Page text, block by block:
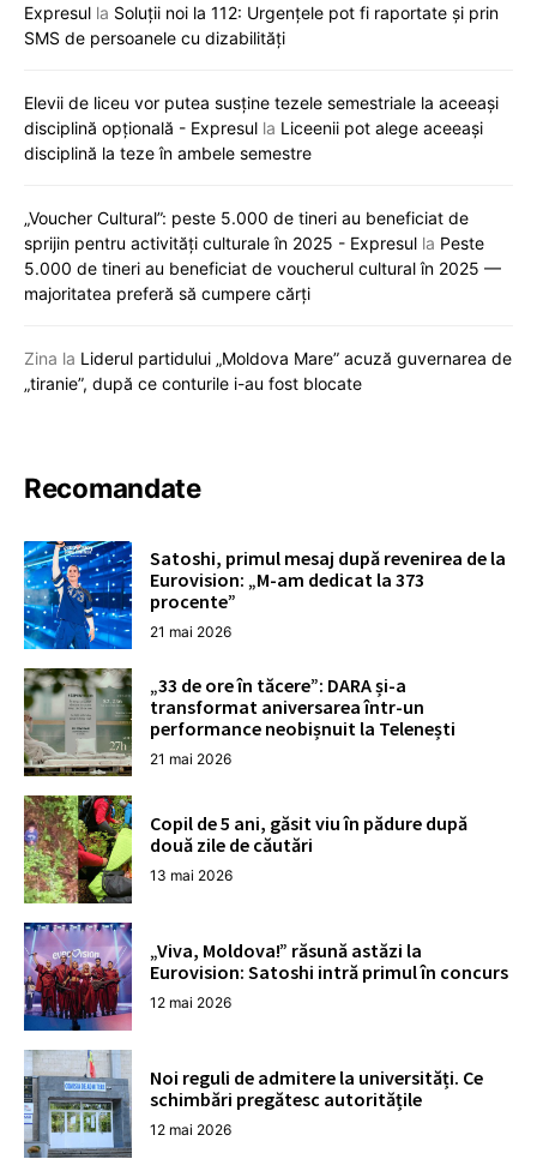
Expresul la Soluții noi la 112: Urgențele pot fi raportate și prin
SMS de persoanele cu dizabilități
Elevii de liceu vor putea susține tezele semestriale la aceeași
disciplină opțională - Expresul la Liceenii pot alege aceeași
disciplină la teze în ambele semestre
„Voucher Cultural”: peste 5.000 de tineri au beneficiat de
sprijin pentru activități culturale în 2025 - Expresul la Peste
5.000 de tineri au beneficiat de voucherul cultural în 2025 —
majoritatea preferă să cumpere cărți
Zina la Liderul partidului „Moldova Mare” acuză guvernarea de
„tiranie”, după ce conturile i-au fost blocate
Recomandate
Satoshi, primul mesaj după revenirea de la
Eurovision: „M-am dedicat la 373
procente”
21 mai 2026
„33 de ore în tăcere”: DARA și-a
transformat aniversarea într-un
performance neobișnuit la Telenești
21 mai 2026
Copil de 5 ani, găsit viu în pădure după
două zile de căutări
13 mai 2026
„Viva, Moldova!” răsună astăzi la
Eurovision: Satoshi intră primul în concurs
12 mai 2026
Noi reguli de admitere la universități. Ce
schimbări pregătesc autoritățile
12 mai 2026